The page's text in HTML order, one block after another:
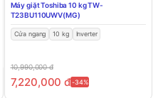
Máy giặt Toshiba 10 kg TW-
T23BU110UWV(MG)
Cửa ngang 10 kg Inverter
10,990,000đ
7,220,000đ-34%